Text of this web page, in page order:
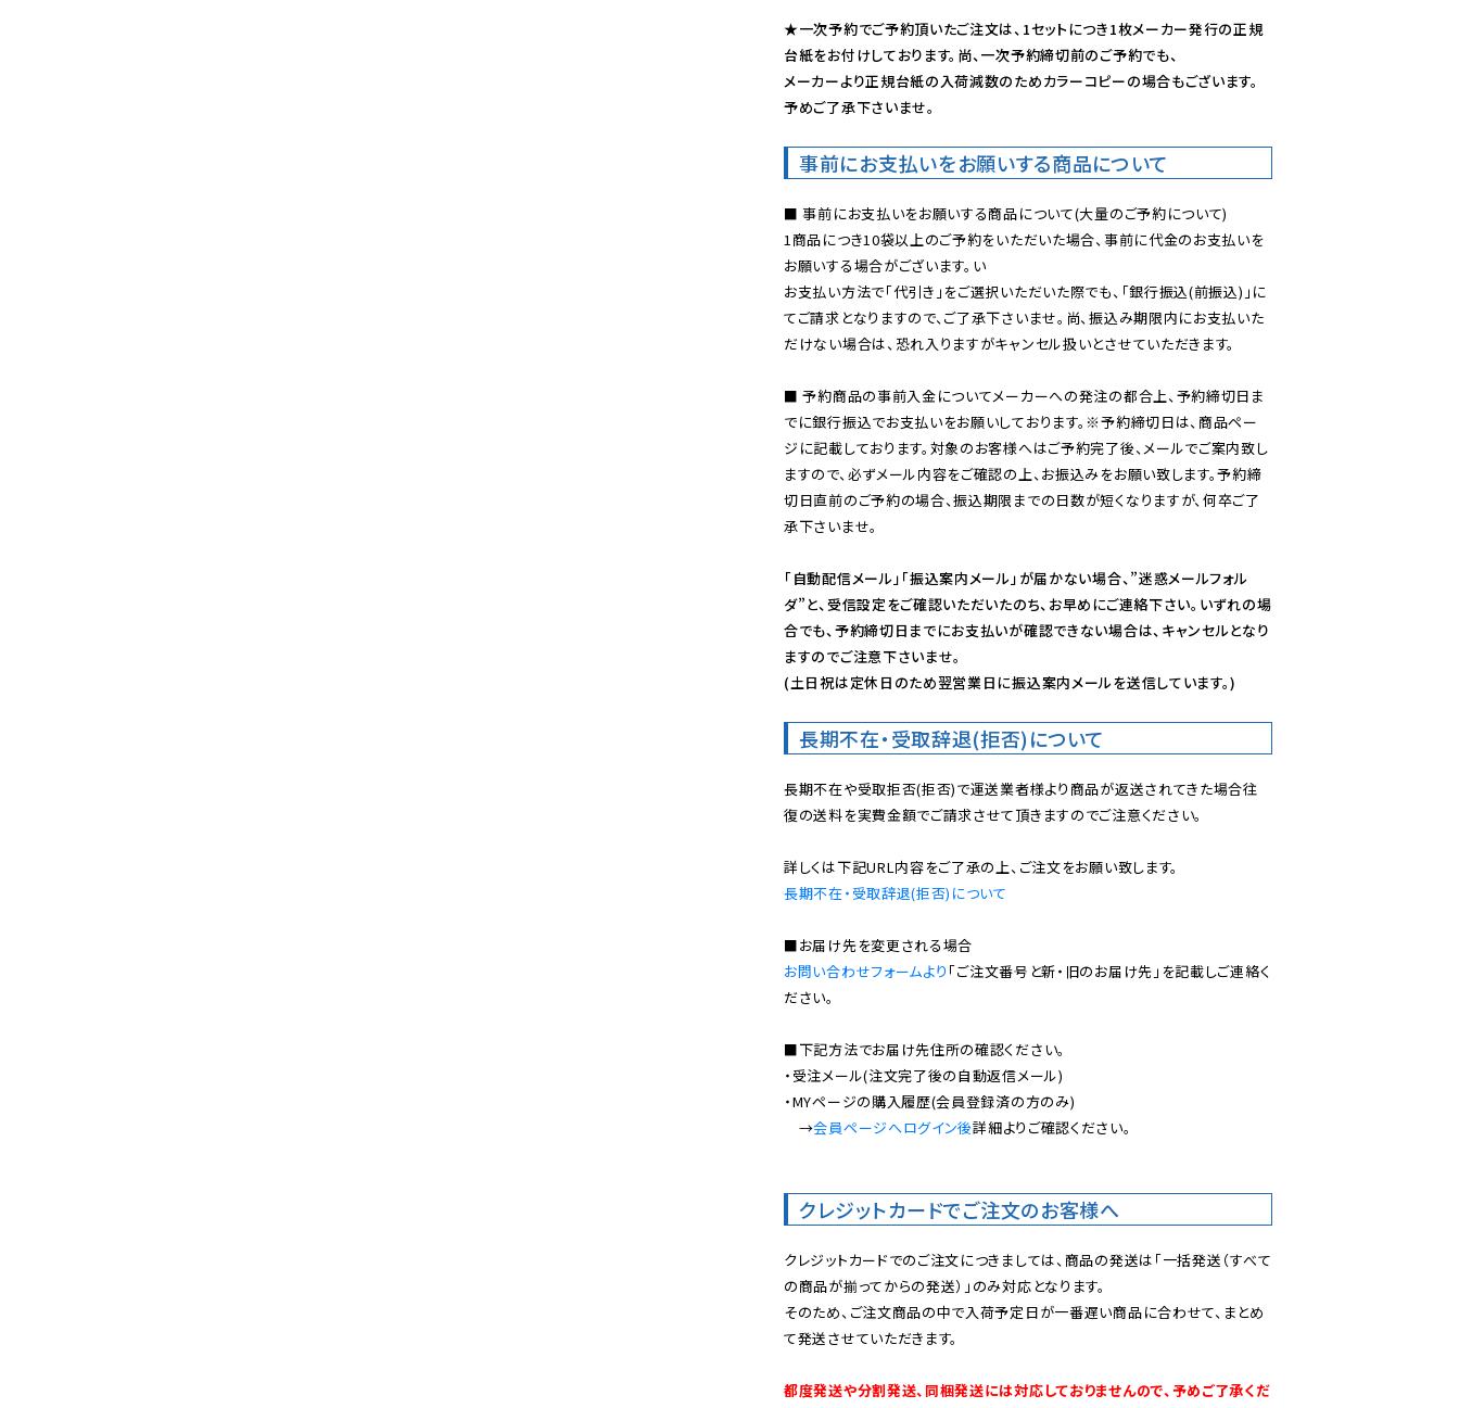
★一次予約でご予約頂いたご注文は、1セットにつき1枚メーカー発行の正規
台紙をお付けしております。尚、一次予約締切前のご予約でも、
メーカーより正規台紙の入荷減数のためカラーコピーの場合もございます。
予めご了承下さいませ。
事前にお支払いをお願いする商品について
■ 事前にお支払いをお願いする商品について(大量のご予約について)
1商品につき10袋以上のご予約をいただいた場合、事前に代金のお支払いを
お願いする場合がございます。い
お支払い方法で「代引き」をご選択いただいた際でも、「銀行振込(前振込)」に
てご請求となりますので、ご了承下さいませ。尚、振込み期限内にお支払いた
だけない場合は、恐れ入りますがキャンセル扱いとさせていただきます。
■ 予約商品の事前入金についてメーカーへの発注の都合上、予約締切日ま
でに銀行振込でお支払いをお願いしております。※予約締切日は、商品ペー
ジに記載しております。対象のお客様へはご予約完了後、メールでご案内致し
ますので、必ずメール内容をご確認の上、お振込みをお願い致します。予約締
切日直前のご予約の場合、振込期限までの日数が短くなりますが、何卒ご了
承下さいませ。
「自動配信メール」「振込案内メール」が届かない場合、”迷惑メールフォル
ダ”と、受信設定をご確認いただいたのち、お早めにご連絡下さい。いずれの場
合でも、予約締切日までにお支払いが確認できない場合は、キャンセルとなり
ますのでご注意下さいませ。
(土日祝は定休日のため翌営業日に振込案内メールを送信しています。)
長期不在・受取辞退(拒否)について
長期不在や受取拒否(拒否)で運送業者様より商品が返送されてきた場合往
復の送料を実費金額でご請求させて頂きますのでご注意ください。
長期不在・受取辞退(拒否)について
お問い合わせフォームより 「ご注文番号と新・旧のお届け先」を記載しご連絡く
ださい。
■下記方法でお届け先住所の確認ください。
・受注メール(注文完了後の自動返信メール)
・MYページの購入履歴(会員登録済の方のみ)
→会員ページへログイン後詳細よりご確認ください。
クレジットカードでご注文のお客様へ
クレジットカードでのご注文につきましては、商品の発送は「一括発送（すべて
の商品が揃ってからの発送）」のみ対応となります。
そのため、ご注文商品の中で入荷予定日が一番遅い商品に合わせて、まとめ
て発送させていただきます。
都度発送や分割発送、同梱発送には対応しておりませんので、予めご了承くだ